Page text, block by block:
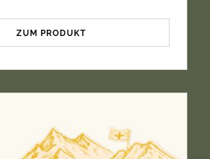
ZUM PRODUKT